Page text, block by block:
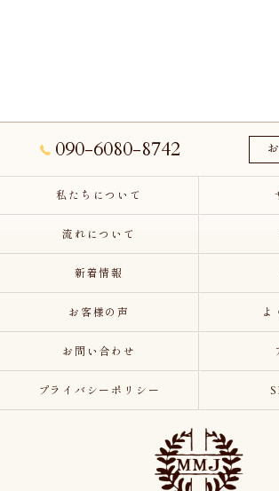
090-6080-8742
私たちについて
流れについて
新着情報
お客様の声 よ
お問い合わせ
プライバシーポリシー